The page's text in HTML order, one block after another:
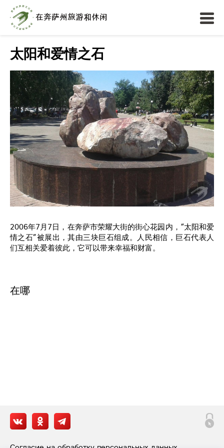
太阳和爱情之石
2006年7月7日，在奔萨市荣耀大街的街心花园内，“太阳和爱
情之石”被展出，其由三块巨石组成。人民相信，巨石代表人
们互相关爱着彼此，它可以带来幸福和财富。
在哪